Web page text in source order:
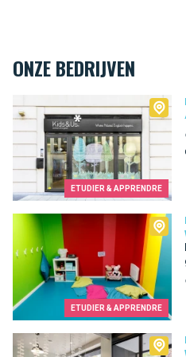
ONZE BEDRIJVEN
ETUDIER & APPRENDRE
Kids&Us language school -
ETUDIER & APPRENDRE
Kids&Us language school -
Kids&Us language school -